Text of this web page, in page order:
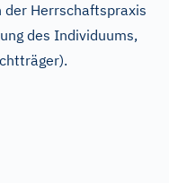
Herrschaftspraxis
des Individuums,